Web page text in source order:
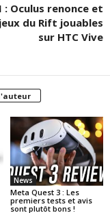
: Oculus renonce et
du Rift jouables
sur HTC Vive
News
Meta Quest 3 : Les
premiers tests et avis
sont plutôt bons !